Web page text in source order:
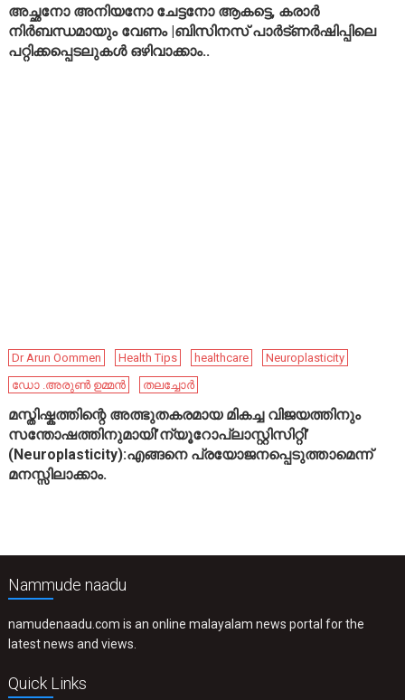
അച്ഛനോ അനിയനോ ചേട്ടനോ ആകട്ടെ, കരാർ
നിർബന്ധമായും വേണം |ബിസിനസ് പാർട്ണർഷിപ്പിലെ
പറ്റിക്കപ്പെടലുകൾ ഒഴിവാക്കാം..
Dr Arun Oommen Health Tips healthcare
Neuroplasticity
ഡോ .അരുൺ ഉമ്മൻ
തലച്ചോർ
മസ്തിഷ്കത്തിന്റെ അത്ഭുതകരമായ മികച്ച വിജയത്തിനും
സന്തോഷത്തിനുമായി’ന്യൂറോപ്ലാസ്റ്റിസിറ്റി’
(Neuroplasticity):എങ്ങനെ പ്രയോജനപ്പെടുത്താമെന്ന്
മനസ്സിലാക്കാം.
Nammude naadu
namudenaadu.com is an online malayalam news portal for the
latest news and views.
Quick Links